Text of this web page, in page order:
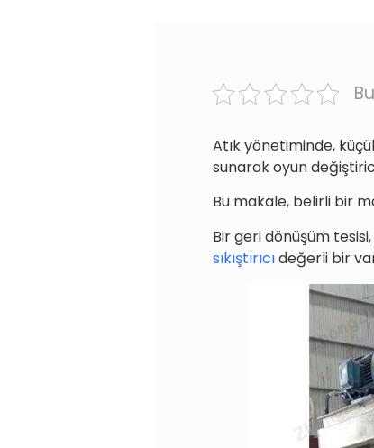
Atık yönetiminde,
sunarak oyun
Bu makale, belirli bir
Bir geri dönüşüm
sıkıştırıcıdeğerli bir